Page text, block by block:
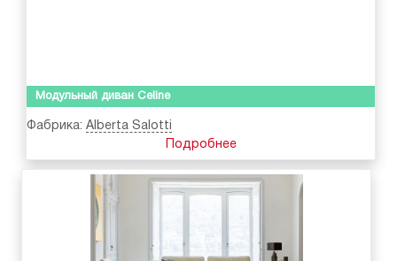
Модульный диван Celine
Фабрика: Alberta Salotti
Подробнее